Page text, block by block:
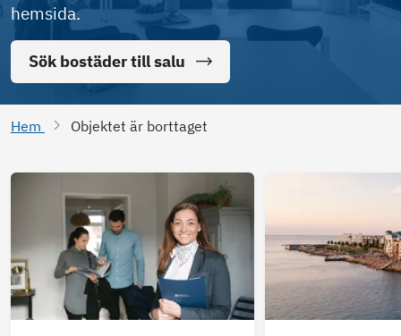
hemsida.
Sök bostäder till salu
Hem Objektet är borttaget